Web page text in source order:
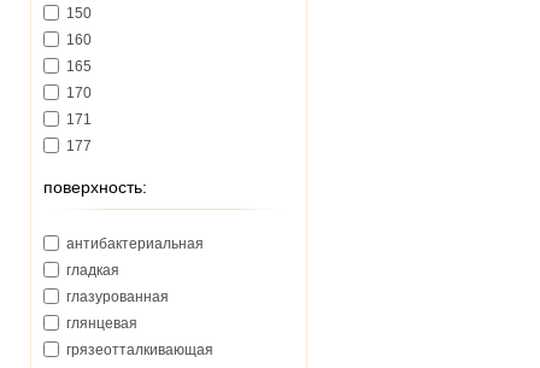
150
160
165
170
171
177
180
185
188
191
192
193
поверхность:
антибактериальная
гладкая
глазурованная
глянцевая
грязеотталкивающая